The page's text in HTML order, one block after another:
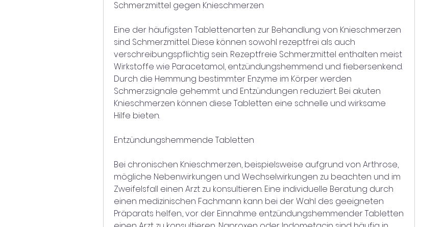
Schmerzmittel gegen Knieschmerzen
Eine der häufigsten Tablettenarten zur Behandlung von Knieschmerzen
sind Schmerzmittel. Diese können sowohl rezeptfrei als auch
verschreibungspflichtig sein. Rezeptfreie Schmerzmittel enthalten meist
Wirkstoffe wie Paracetamol, entzündungshemmend und fiebersenkend.
Durch die Hemmung bestimmter Enzyme im Körper werden
Schmerzsignale gehemmt und Entzündungen reduziert. Bei akuten
Knieschmerzen können diese Tabletten eine schnelle und wirksame
Hilfe bieten.
Entzündungshemmende Tabletten
Bei chronischen Knieschmerzen, beispielsweise aufgrund von Arthrose,
mögliche Nebenwirkungen und Wechselwirkungen zu beachten und im
Zweifelsfall einen Arzt zu konsultieren. Eine individuelle Beratung durch
einen medizinischen Fachmann kann bei der Wahl des geeigneten
Präparats helfen., vor der Einnahme entzündungshemmender Tabletten